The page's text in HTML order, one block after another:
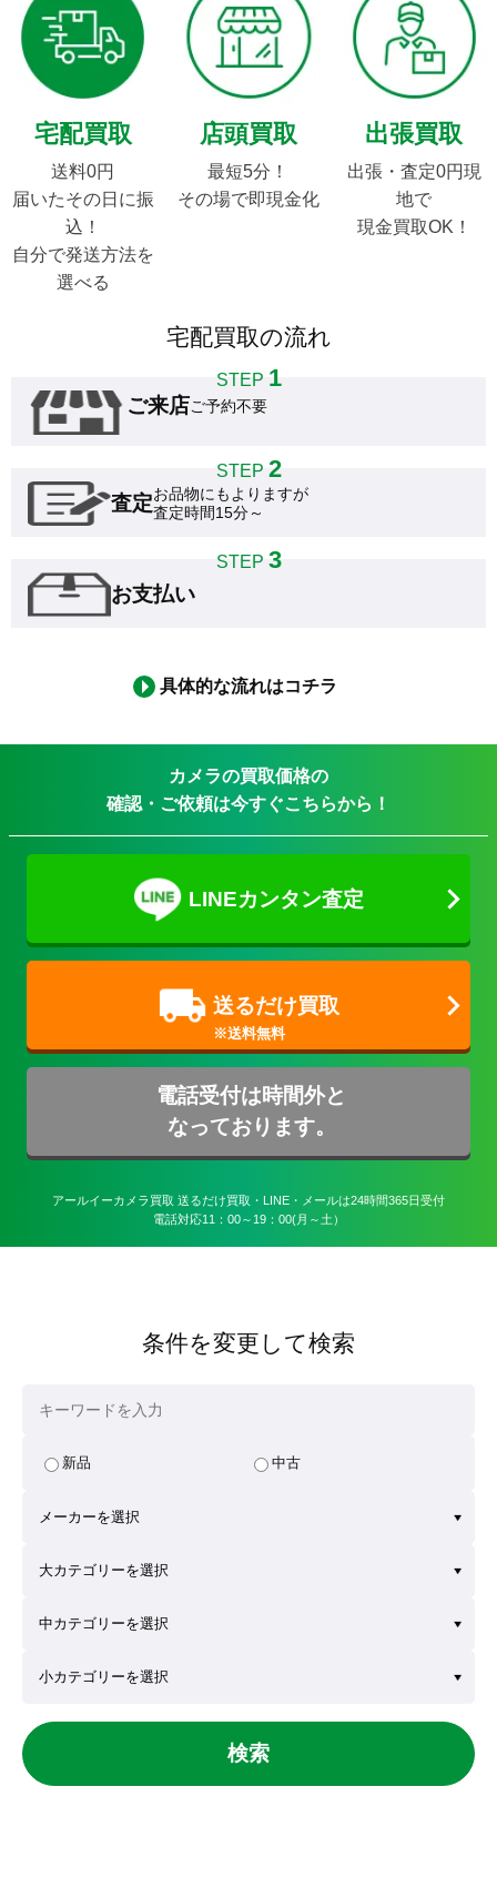
宅配買取
送料0円
届いたその日に振
込！
自分で発送方法を
選べる
店頭買取
最短5分！
その場で即現金化
出張買取
出張・査定0円現
地で
現金買取OK！
宅配買取の流れ
STEP 1
ご来店ご予約不要
STEP 2
査定お品物にもよりますが
査定時間15分～
STEP 3
お支払い
具体的な流れはコチラ
カメラの買取価格の
確認・ご依頼は今すぐこちらから！
LINEカンタン査定
送るだけ買取
電話受付は時間外と
なっております。
アールイーカメラ買取 送るだけ買取・LINE・メールは24時間365日受付
電話対応11：00～19：00(月～土）
条件を変更して検索
新品 中古
検索